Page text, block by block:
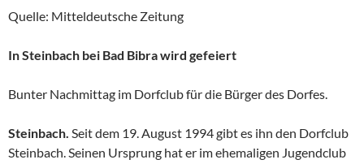
Quelle: Mitteldeutsche Zeitung
In Steinbach bei Bad Bibra wird gefeiert
Bunter Nachmittag im Dorfclub für die Bürger des Dorfes.
Steinbach. Seit dem 19. August 1994 gibt es ihn den Dorfclub
Steinbach. Seinen Ursprung hat er im ehemaligen Jugendclub